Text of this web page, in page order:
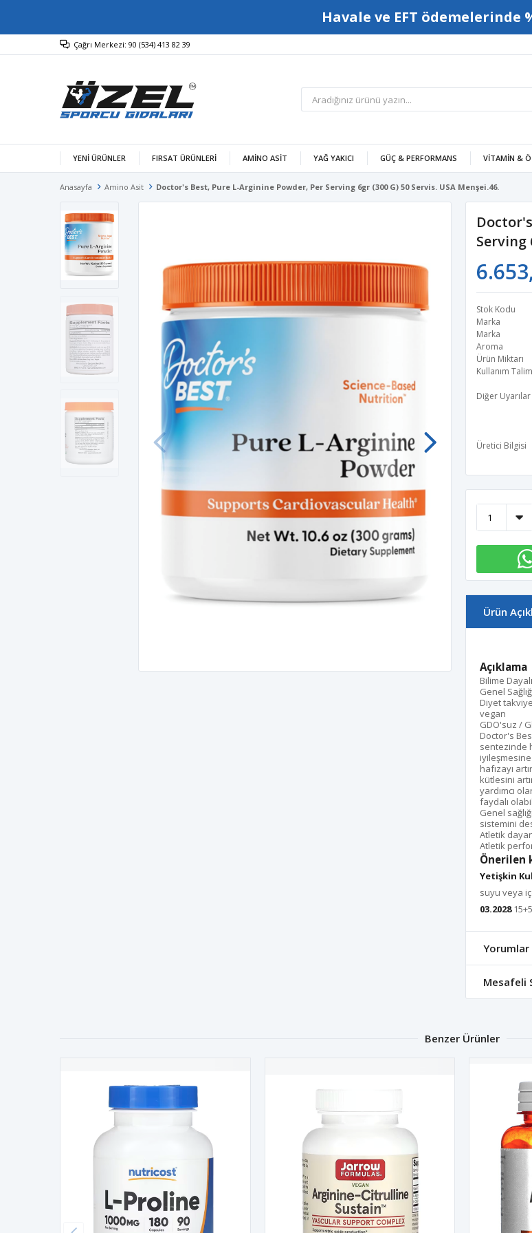
Havale ve EFT ödemelerinde
Çağrı Merkezi: 90 (534) 413 82 39
YENİ ÜRÜNLER FIRSAT ÜRÜNLERİ AMINO ASIT YAĞ YAKICI GÜÇ & PERFORMANS VITAMIN &
Anasayfa Amino Asit Doctor's Best, Pure L-Arginine Powder, Per Serving 6gr (300 G) 50 Servis. USA Menşei.46.
Serving
Stok Kodu
Marka
Marka
Aroma
Ürün Miktarı
Kullanım
Diğer Uyarılar
Üretici Bilgisi
Ürün
Açıklama
Bilime
Genel
Diyet
vegan
GDO'suz /
Doctor's
sentezinde
hafızayı
kütlesini
yardımcı
faydalı
Genel
sistemini
Atletik
Atletik
Önerilen
Yetişkin
suyu veya
03.2028
Yorumlar
Mesafeli
Benzer Ürünler